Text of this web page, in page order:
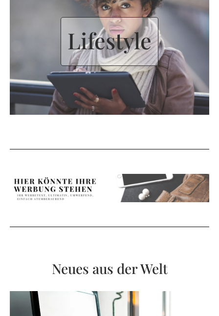
Lifestyle
Neues aus der Welt